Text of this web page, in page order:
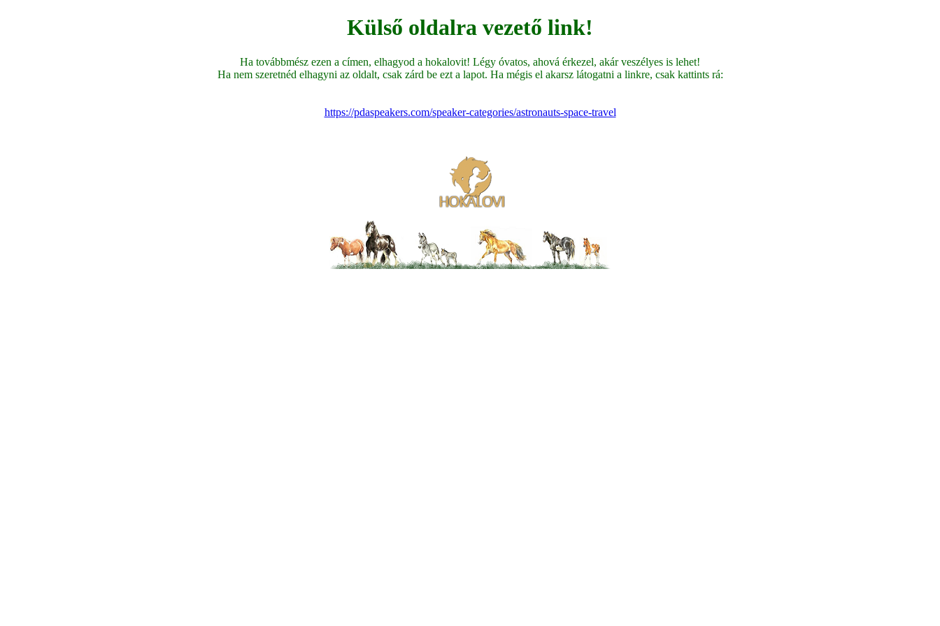
Külső oldalra vezető link!
Ha továbbmész ezen a címen, elhagyod a hokalovit! Légy óvatos, ahová érkezel, akár veszélyes is lehet!
Ha nem szeretnéd elhagyni az oldalt, csak zárd be ezt a lapot. Ha mégis el akarsz látogatni a linkre, csak kattints rá:
https://pdaspeakers.com/speaker-categories/astronauts-space-travel